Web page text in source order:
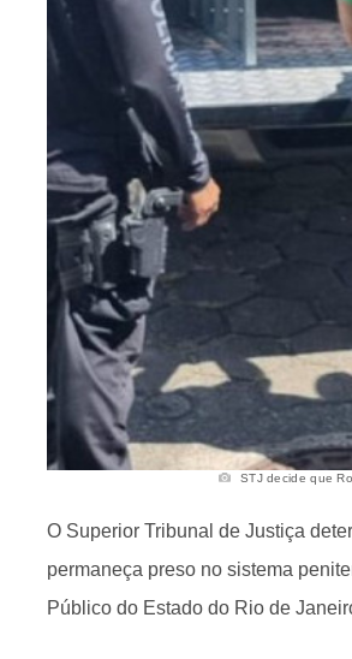
STJ decide que
O Superior Tribunal de Justiça
permaneça preso no sistema
Público do Estado do Rio de